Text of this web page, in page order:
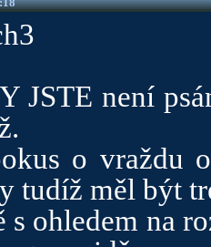
JSTE není
o vraždu
tudíž měl být
s ohledem na